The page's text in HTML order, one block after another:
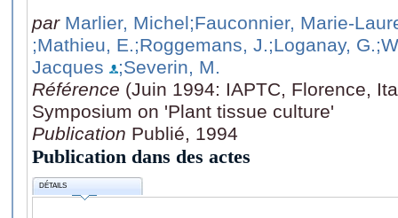
par Marlier, Michel;Fauconnier, Marie-
;Mathieu, E.;Roggemans, J.;Loganay, G.
Jacques
;Severin, M.
Référence (Juin 1994: IAPTC, Florence,
Symposium on 'Plant tissue culture'
Publication Publié, 1994
Publication dans des actes
DÉTAILS